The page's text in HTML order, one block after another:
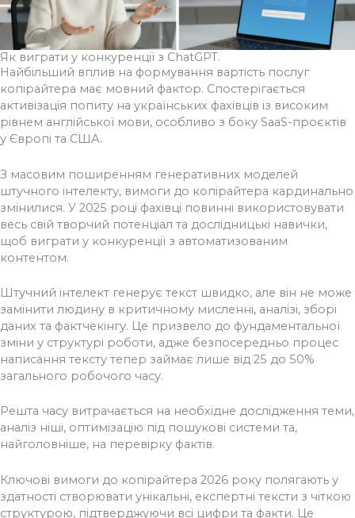
Як виграти у конкуренції з ChatGPT.
Найбільший вплив на формування вартість послуг
копірайтера має мовний фактор. Спостерігається
активізація попиту на українських фахівців із високим
рівнем англійської мови, особливо з боку SaaS-проєктів
у Європі та США.
З масовим поширенням генеративних моделей
штучного інтелекту, вимоги до копірайтера кардинально
змінилися. У 2025 році фахівці повинні використовувати
весь свій творчий потенціал та дослідницькі навички,
щоб виграти у конкуренції з автоматизованим
контентом.
Штучний інтелект генерує текст швидко, але він не може
замінити людину в критичному мисленні, аналізі, зборі
даних та фактчекінгу. Це призвело до фундаментальної
зміни у структурі роботи, адже безпосередньо процес
написання тексту тепер займає лише від 25 до 50%
загального робочого часу.
Решта часу витрачається на необхідне дослідження теми,
аналіз ніші, оптимізацію під пошукові системи та,
найголовніше, на перевірку фактів.
Ключові вимоги до копірайтера 2026 року полягають у
здатності створювати унікальні, експертні тексти з чіткою
структурою, підтверджуючи всі цифри та факти. Це